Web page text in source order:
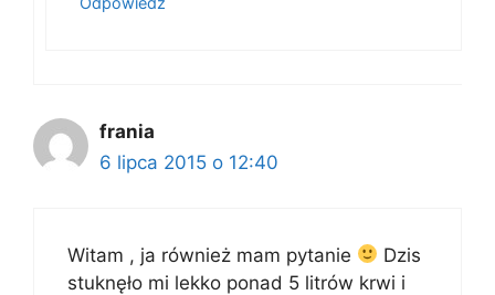
frania
6 lipca 2015 o 12:40
Witam , ja również mam pytanie
Dzis
stuknęło mi lekko ponad 5 litrów krwi i